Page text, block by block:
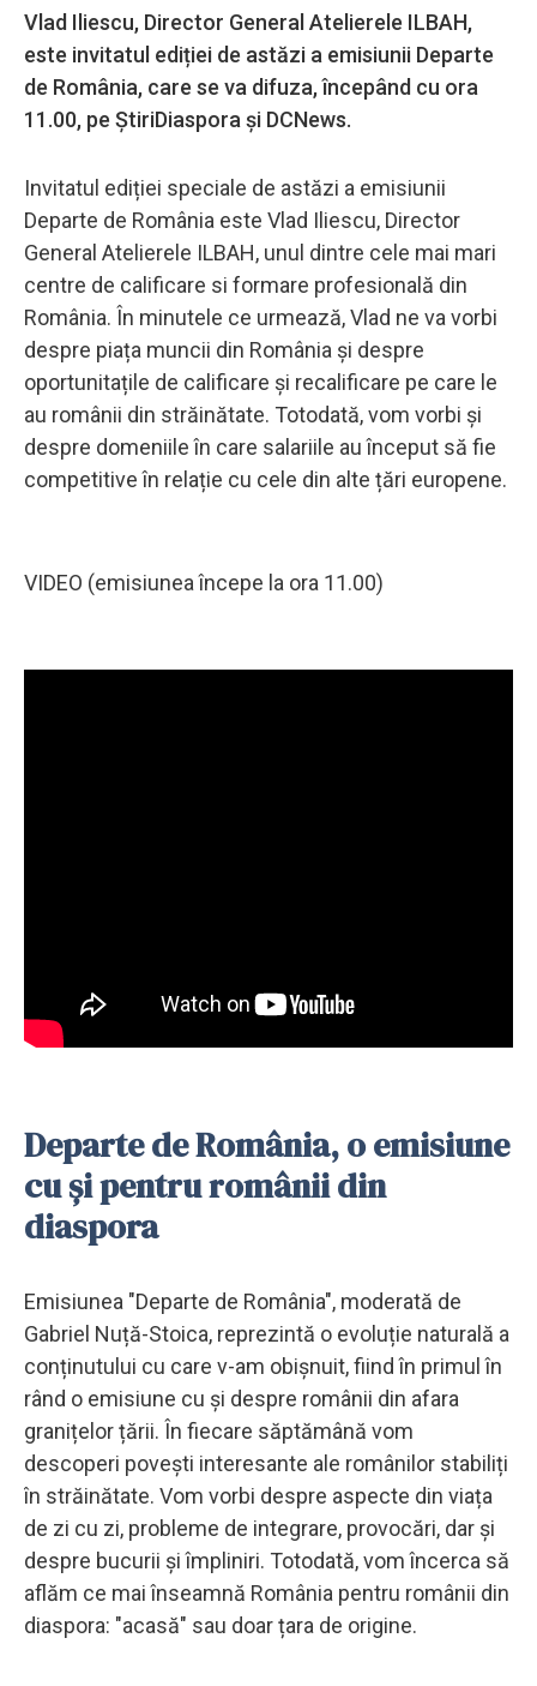
Vlad Iliescu, Director General Atelierele ILBAH,
este invitatul ediției de astăzi a emisiunii Departe
de România, care se va difuza, începând cu ora
11.00, pe ȘtiriDiaspora și DCNews.
Invitatul ediției speciale de astăzi a emisiunii
Departe de România este Vlad Iliescu, Director
General Atelierele ILBAH, unul dintre cele mai mari
centre de calificare si formare profesională din
România. În minutele ce urmează, Vlad ne va vorbi
despre piața muncii din România și despre
oportunitațile de calificare și recalificare pe care le
au românii din străinătate. Totodată, vom vorbi și
despre domeniile în care salariile au început să fie
competitive în relație cu cele din alte țări europene.
VIDEO (emisiunea începe la ora 11.00)
Departe de România, o emisiune
cu și pentru românii din
diaspora
Emisiunea "Departe de România", moderată de
Gabriel Nuță-Stoica, reprezintă o evoluție naturală a
conținutului cu care v-am obișnuit, fiind în primul în
rând o emisiune cu și despre românii din afara
granițelor țării. În fiecare săptămână vom
descoperi povești interesante ale românilor stabiliți
în străinătate. Vom vorbi despre aspecte din viața
de zi cu zi, probleme de integrare, provocări, dar și
despre bucurii și împliniri. Totodată, vom încerca să
aflăm ce mai înseamnă România pentru românii din
diaspora: "acasă" sau doar țara de origine.